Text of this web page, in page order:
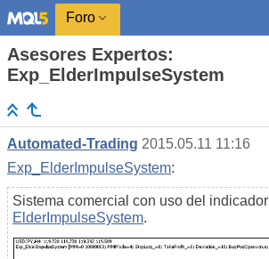
Foro
Asesores Expertos:
Exp_ElderImpulseSystem
Automated-Trading 2015.05.11 11:16
Exp_ElderImpulseSystem:
Sistema comercial con uso del indicador
ElderImpulseSystem.